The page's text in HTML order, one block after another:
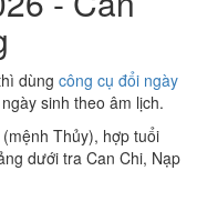
dùng công cụ đổi ngày
sinh theo âm lịch.
(mệnh Thủy), hợp tuổi
dưới tra Can Chi, Nạp